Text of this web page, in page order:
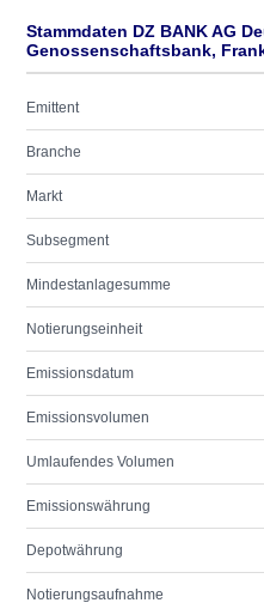
Stammdaten DZ BANK AG
Genossenschaftsbank,
Emittent
Branche
Markt
Subsegment
Mindestanlagesumme
Notierungseinheit
Emissionsdatum
Emissionsvolumen
Umlaufendes Volumen
Emissionswährung
Depotwährung
Notierungsaufnahme